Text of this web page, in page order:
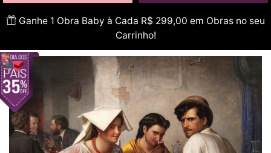
Ganhe 1 Obra Baby à Cada R$ 299,00 em Obras no seu
Carrinho!